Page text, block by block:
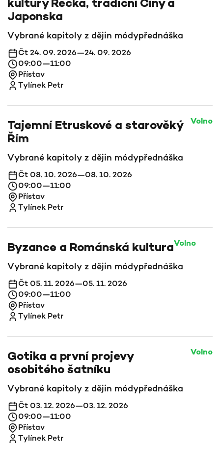
kultury Řecka, tradiční Číny a
Japonska
Vybrané kapitoly z dějin módypřednáška
Čt 24. 09. 2026—24. 09. 2026
09:00—11:00
Přístav
Tylínek Petr
Tajemní Etruskové a starověký
Řím
Volno
Vybrané kapitoly z dějin módypřednáška
Čt 08. 10. 2026—08. 10. 2026
09:00—11:00
Přístav
Tylínek Petr
Byzance a Románská kulturaVolno
Vybrané kapitoly z dějin módypřednáška
Čt 05. 11. 2026—05. 11. 2026
09:00—11:00
Přístav
Tylínek Petr
Gotika a první projevy
osobitého šatníku
Volno
Vybrané kapitoly z dějin módypřednáška
Čt 03. 12. 2026—03. 12. 2026
09:00—11:00
Přístav
Tylínek Petr